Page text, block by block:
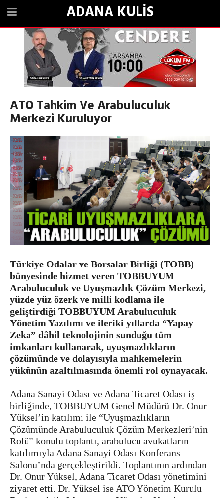
ADANA KULİS
ATO Tahkim Ve Arabuluculuk
Merkezi Kuruluyor
Türkiye Odalar ve Borsalar Birliği (TOBB)
bünyesinde hizmet veren TOBBUYUM
Arabuluculuk ve Uyuşmazlık Çözüm Merkezi,
yüzde yüz özerk ve milli kodlama ile
geliştirdiği TOBBUYUM Arabuluculuk
Yönetim Yazılımı ve ileriki yıllarda “Yapay
Zeka” dâhil teknolojinin sunduğu tüm
imkanları kullanarak, uyuşmazlıkların
çözümünde ve dolayısıyla mahkemelerin
yükünün azaltılmasında önemli rol oynayacak.
Adana Sanayi Odası ve Adana Ticaret Odası iş
birliğinde, TOBBUYUM Genel Müdürü Dr. Onur
Yüksel’in katılımı ile “Uyuşmazlıkların
Çözümünde Arabuluculuk Çözüm Merkezleri’nin
Rolü” konulu toplantı, arabulucu avukatların
katılımıyla Adana Sanayi Odası Konferans
Salonu’nda gerçekleştirildi. Toplantının ardından
Dr. Onur Yüksel, Adana Ticaret Odası yönetimini
ziyaret etti. Dr. Yüksel ise ATO Yönetim Kurulu